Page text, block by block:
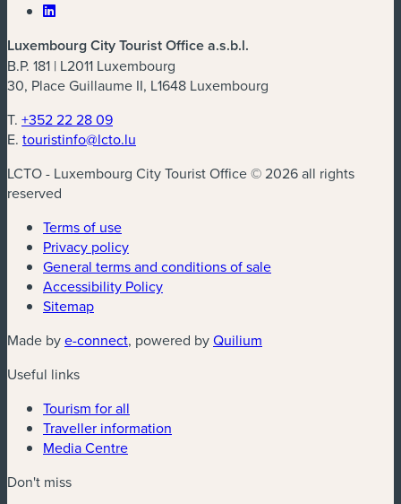
Luxembourg City Tourist Office a.s.b.l.
B.P. 181 | L2011 Luxembourg
30, Place Guillaume II, L1648 Luxembourg
T. +352 22 28 09
E. touristinfo@lcto.lu
LCTO - Luxembourg City Tourist Office © 2026 all rights
reserved
Terms of use
Privacy policy
General terms and conditions of sale
Accessibility Policy
Sitemap
Made bye-connect(new window)
, powered byQuilium
Useful links
Tourism for all
Traveller information
Media Centre
Don't miss